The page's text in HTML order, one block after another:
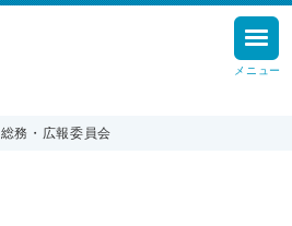
メニュー
総務・広報委員会